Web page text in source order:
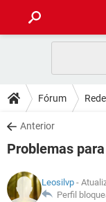
CELULAR
OUTLOOK
INSTAGRAM
GUIA DE COMPRAS
DICAS
JOGOS
INSTAGRAM
DOWNLOADS
JOGOS
CELULAR
OUTLOOK
JOGOS
GLOSSÁRIO
Fórum
Anterior
Problemas
Leosilvp -
Perfil